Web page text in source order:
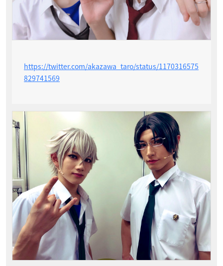
https://twitter.com/akazawa_taro/status/1170316575
829741569